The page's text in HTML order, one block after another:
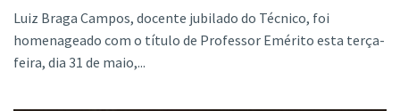
Luiz Braga Campos, docente jubilado do Técnico, foi
homenageado com o título de Professor Emérito esta terça-
feira, dia 31 de maio,...